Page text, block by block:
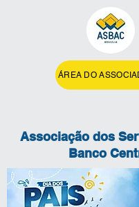
ÁREA DO
Associação dos
Banco